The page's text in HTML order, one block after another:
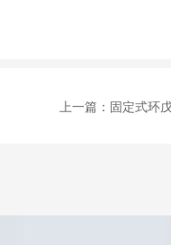
上一篇： 固定式环戊烷气体